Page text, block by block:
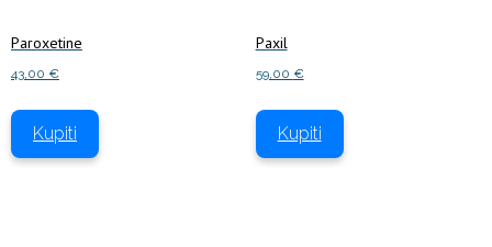
Paroxetine
43,00 €
Kupiti
Paxil
59,00 €
Kupiti